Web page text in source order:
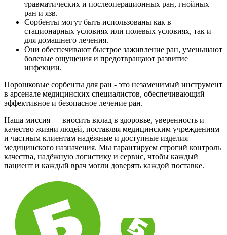
травматических и послеоперационных ран, гнойных
ран и язв.
Сорбенты могут быть использованы как в
стационарных условиях или полевых условиях, так и
для домашнего лечения.
Они обеспечивают быстрое заживление ран, уменьшают
болевые ощущения и предотвращают развитие
инфекции.
Порошковые сорбенты для ран - это незаменимый инструмент
в арсенале медицинских специалистов, обеспечивающий
эффективное и безопасное лечение ран.
Наша миссия — вносить вклад в здоровье, уверенность и
качество жизни людей, поставляя медицинским учреждениям
и частным клиентам надёжные и доступные изделия
медицинского назначения. Мы гарантируем строгий контроль
качества, надёжную логистику и сервис, чтобы каждый
пациент и каждый врач могли доверять каждой поставке.